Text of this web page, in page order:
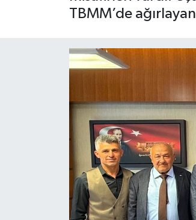
TBMM’de
Haber Arşivi